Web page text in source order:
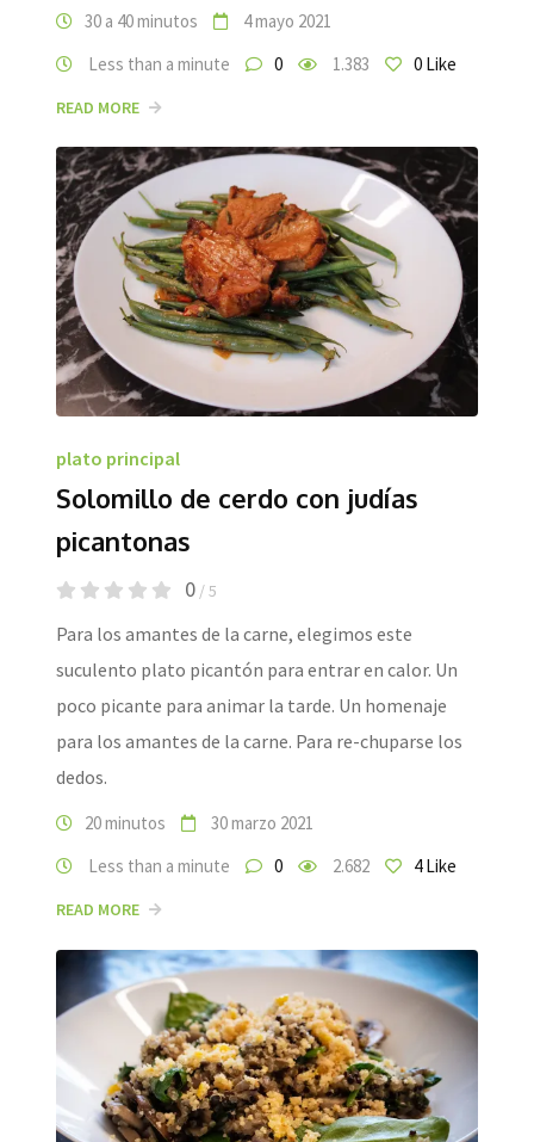
30 a 40 minutos
4 mayo 2021
Less than a minute
0 1.383 0 Like
READ MORE
plato principal
Solomillo de cerdo con judías
picantonas
0 / 5
Para los amantes de la carne, elegimos este
suculento plato picantón para entrar en calor. Un
poco picante para animar la tarde. Un homenaje
para los amantes de la carne. Para re-chuparse los
dedos.
20 minutos
30 marzo 2021
Less than a minute
0 2.682 4Like
READ MORE